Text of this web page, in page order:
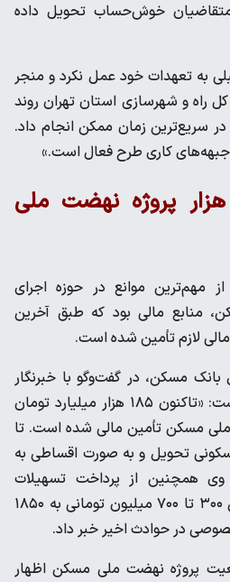
متقاضیان خوش‌حساب تحویل داده
به تعهدات خود عمل نکرد و منجر
راه و شهرسازی استان تهران روند
در سریع‌ترین زمان ممکن انجام داد.
جبهه‌های کاری طرح فعال است.»
تامین مالی ۳۹۰ هزار پروژه نهضت ملی
مهم‌ترین موانع در حوزه اجرای
منابع مالی بود که طبق آخرین
لازم تأمین شده است.
مسکن، در گفت‌وگو با خبرنگار
باشگاه خبرنگاران اظهار داشت: «تاکنون ۱۸۵ هزار میلیارد تومان
نهضت ملی مسکن تأمین مالی شده است. تا
واحد مسکونی تحویل و به صورت اقساطی به
همچنین از پرداخت تسهیلات
قرض‌الحسنه ۴ درصدی بین ۳۰۰ تا ۷۰۰ میلیون تومانی به ۱۸۵۰
در حوادث اخیر خبر داد.
پروژه نهضت ملی مسکن اظهار